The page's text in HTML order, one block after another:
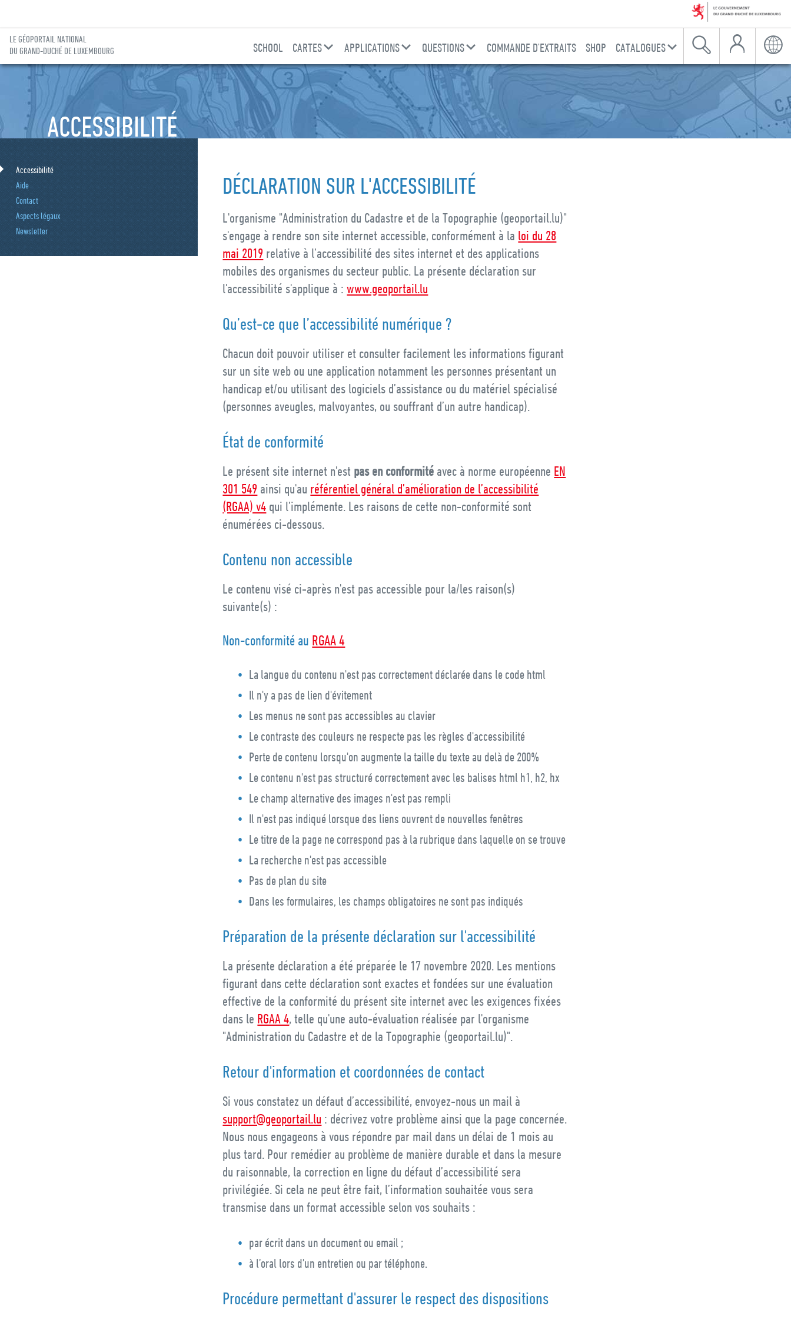
Aller à la navigation
Aller au contenu
LE GÉOPORTAIL NATIONAL
DU GRAND-DUCHÉ DE LUXEMBOURG
SCHOOL CARTES APPLICATIONS QUESTIONS COMMANDE D'EXTRAITS SHOP CATALOGUES Recherche
Mon Compte
ACCESSIBILITÉ
Accessibilité
Aide
Contact
Aspects légaux
Newsletter
DÉCLARATION SUR L'ACCESSIBILITÉ
L'organisme "Administration du Cadastre et de la Topographie (geoportail.lu)"
s'engage à rendre son site internet accessible, conformément à la loi du 28
mai 2019 relative à l’accessibilité des sites internet et des applications
mobiles des organismes du secteur public. La présente déclaration sur
l'accessibilité s'applique à :www.geoportail.lu
Qu’est-ce que l’accessibilité numérique ?
Chacun doit pouvoir utiliser et consulter facilement les informations figurant
sur un site web ou une application notamment les personnes présentant un
handicap et/ou utilisant des logiciels d’assistance ou du matériel spécialisé
(personnes aveugles, malvoyantes, ou souffrant d’un autre handicap).
État de conformité
Le présent site internet n'est pas en conformité avec à norme européenne EN
301 549 ainsi qu'au référentiel général d’amélioration de l’accessibilité
(RGAA) v4 qui l’implémente. Les raisons de cette non-conformité sont
énumérées ci-dessous.
Contenu non accessible
Le contenu visé ci-après n'est pas accessible pour la/les raison(s)
suivante(s) :
Non-conformité au RGAA 4
La langue du contenu n'est pas correctement déclarée dans le code html
Il n'y a pas de lien d'évitement
Les menus ne sont pas accessibles au clavier
Le contraste des couleurs ne respecte pas les règles d'accessibilité
Perte de contenu lorsqu'on augmente la taille du texte au delà de 200%
Le contenu n'est pas structuré correctement avec les balises html h1, h2, hx
Le champ alternative des images n'est pas rempli
Il n'est pas indiqué lorsque des liens ouvrent de nouvelles fenêtres
Le titre de la page ne correspond pas à la rubrique dans laquelle on se trouve
La recherche n'est pas accessible
Pas de plan du site
Dans les formulaires, les champs obligatoires ne sont pas indiqués
Préparation de la présente déclaration sur l'accessibilité
La présente déclaration a été préparée le 17 novembre 2020. Les mentions
figurant dans cette déclaration sont exactes et fondées sur une évaluation
effective de la conformité du présent site internet avec les exigences fixées
dans le RGAA 4, telle qu'une auto-évaluation réalisée par l'organisme
"Administration du Cadastre et de la Topographie (geoportail.lu)".
Retour d'information et coordonnées de contact
Si vous constatez un défaut d’accessibilité, envoyez-nous un mail à
support@geoportail.lu : décrivez votre problème ainsi que la page concernée.
Nous nous engageons à vous répondre par mail dans un délai de 1 mois au
plus tard. Pour remédier au problème de manière durable et dans la mesure
du raisonnable, la correction en ligne du défaut d’accessibilité sera
privilégiée. Si cela ne peut être fait, l’information souhaitée vous sera
transmise dans un format accessible selon vos souhaits :
par écrit dans un document ou email ;
à l’oral lors d'un entretien ou par téléphone.
Procédure permettant d'assurer le respect des dispositions